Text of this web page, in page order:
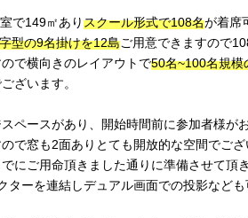
で149㎡ありスクール形式で108名が着席
型の9名掛けを12島ご用意できますので
で横向きのレイアウトで50名~100名規模
ざいます。
ペースがあり、開始時間前に参加者様が
で窓も2面ありとても開放的な空間でご
にご用命頂きました通りに準備させて頂
ーを連結しデュアル画面での投影なども